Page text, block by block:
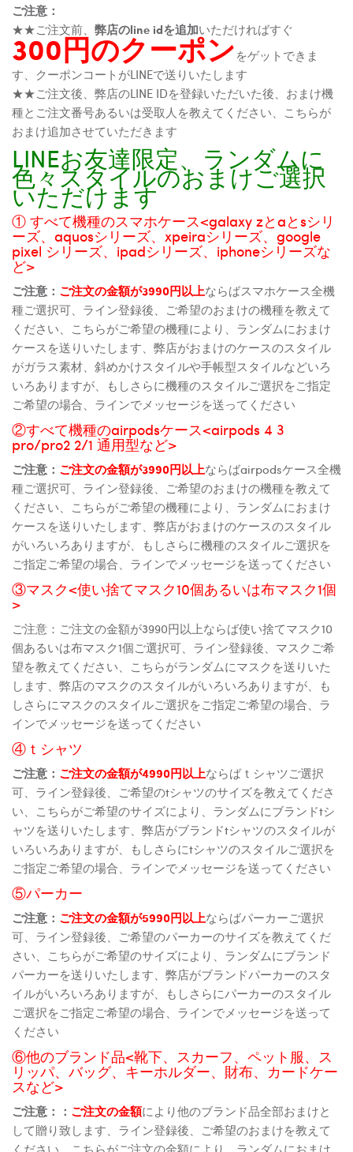
ご注意：
★★ご注文前、 弊店のline idを追加いただければすぐ
300円のクーポンをゲットできま
す、クーポンコートがLINEで送りいたします
★★ご注文後、弊店のLINE IDを登録いただいた後、おまけ機
種とご注文番号あるいは受取人を教えてください、こちらが
おまけ追加させていただきます
LINEお友達限定、ランダムに
色々スタイルのおまけご選択
いただけます
① すべて機種のスマホケース<galaxy zとaとsシリ
ーズ、aquosシリーズ、xpeiraシリーズ、google
pixel シリーズ、ipadシリーズ、iphoneシリーズな
ど>
ご注意： ご注文の金額が3990円以上ならばスマホケース全機
種ご選択可、ライン登録後、ご希望のおまけの機種を教えて
ください、こちらがご希望の機種により、ランダムにおまけ
ケースを送りいたします、弊店がおまけのケースのスタイル
がガラス素材、斜めかけスタイルや手帳型スタイルなどいろ
いろありますが、もしさらに機種のスタイルご選択をご指定
ご希望の場合、ラインでメッセージを送ってください
②すべて機種のairpodsケース<airpods 4 3
pro/pro2 2/1 通用型など>
ご注意： ご注文の金額が3990円以上ならばairpodsケース全機
種ご選択可、ライン登録後、ご希望のおまけの機種を教えて
ください、こちらがご希望の機種により、ランダムにおまけ
ケースを送りいたします、弊店がおまけのケースのスタイル
がいろいろありますが、もしさらに機種のスタイルご選択を
ご指定ご希望の場合、ラインでメッセージを送ってください
③マスク<使い捨てマスク10個あるいは布マスク1個
>
ご注意：ご注文の金額が3990円以上ならば使い捨てマスク10
個あるいは布マスク1個ご選択可、ライン登録後、マスクご希
望を教えてください、こちらがランダムにマスクを送りいた
します、弊店のマスクのスタイルがいろいろありますが、も
しさらにマスクのスタイルご選択をご指定ご希望の場合、ラ
インでメッセージを送ってください
④ｔシャツ
ご注意： ご注文の金額が4990円以上ならばｔシャツご選択
可、ライン登録後、ご希望のtシャツのサイズを教えてくださ
い、こちらがご希望のサイズにより、ランダムにブランドtシ
ャツを送りいたします、弊店がブランドtシャツのスタイルが
いろいろありますが、もしさらにtシャツのスタイルご選択を
ご指定ご希望の場合、ラインでメッセージを送ってください
⑤パーカー
ご注意： ご注文の金額が5990円以上ならばパーカーご選択
可、ライン登録後、ご希望のパーカーのサイズを教えてくだ
さい、こちらがご希望のサイズにより、ランダムにブランド
パーカーを送りいたします、弊店がブランドパーカーのスタ
イルがいろいろありますが、もしさらにパーカーのスタイル
ご選択をご指定ご希望の場合、ラインでメッセージを送って
ください
⑥他のブランド品<靴下、スカーフ、ペット服、ス
リッパ、バッグ、キーホルダー、財布、カードケー
スなど>
ご注意：： ご注文の金額により他のブランド品全部おまけと
して贈り致します、ライン登録後、ご希望のおまけを教えて
ください、こちらがご注文の金額により、ランダムにおまけ